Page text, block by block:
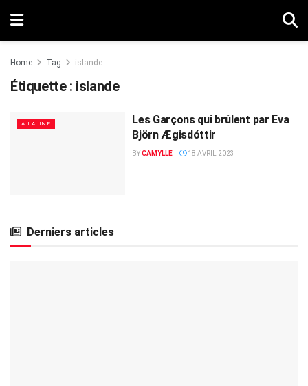
Home Tag islande
Étiquette : islande
A LA UNE
Les Garçons qui brûlent par Eva
Björn Ægisdóttir
BYCAMYLLE 18 AVRIL 2023
Derniers articles